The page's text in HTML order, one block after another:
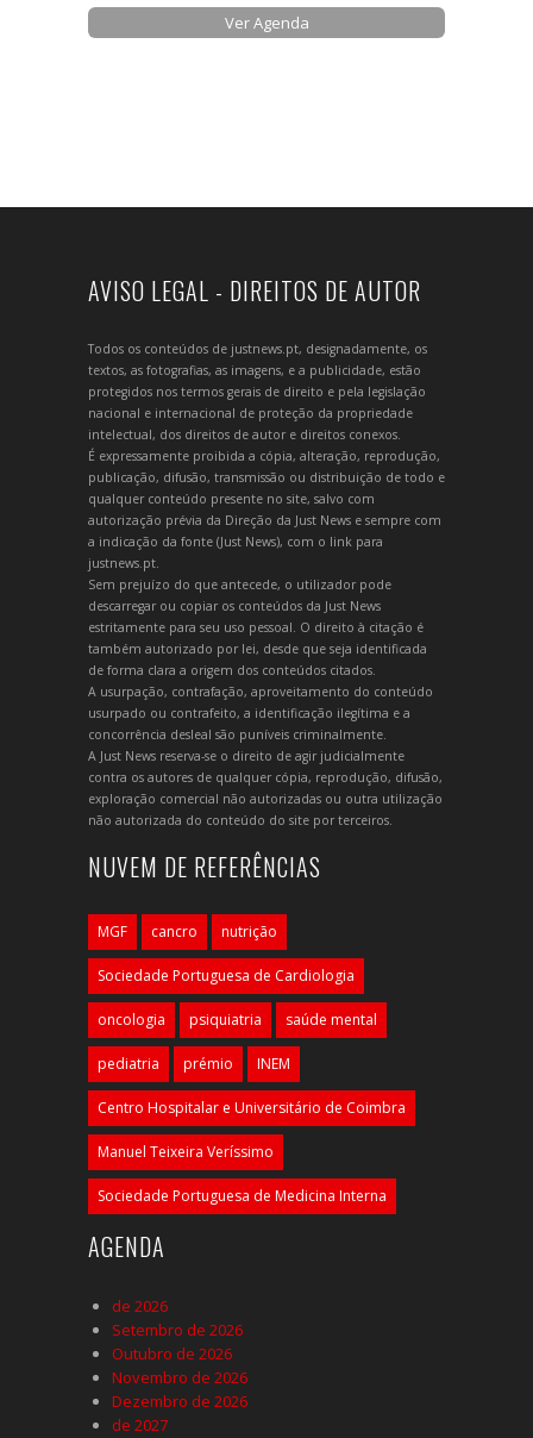
Ver Agenda
AVISO LEGAL - DIREITOS DE AUTOR
Todos os conteúdos de justnews.pt, designadamente, os
textos, as fotografias, as imagens, e a publicidade, estão
protegidos nos termos gerais de direito e pela legislação
nacional e internacional de proteção da propriedade
intelectual, dos direitos de autor e direitos conexos.
É expressamente proibida a cópia, alteração, reprodução,
publicação, difusão, transmissão ou distribuição de todo e
qualquer conteúdo presente no site, salvo com
autorização prévia da Direção da Just News e sempre com
a indicação da fonte (Just News), com o link para
justnews.pt.
Sem prejuízo do que antecede, o utilizador pode
descarregar ou copiar os conteúdos da Just News
estritamente para seu uso pessoal. O direito à citação é
também autorizado por lei, desde que seja identificada
de forma clara a origem dos conteúdos citados.
A usurpação, contrafação, aproveitamento do conteúdo
usurpado ou contrafeito, a identificação ilegítima e a
concorrência desleal são puníveis criminalmente.
A Just News reserva-se o direito de agir judicialmente
contra os autores de qualquer cópia, reprodução, difusão,
exploração comercial não autorizadas ou outra utilização
não autorizada do conteúdo do site por terceiros.
NUVEM DE REFERÊNCIAS
MGF cancro nutrição
Sociedade Portuguesa de Cardiologia
oncologia psiquiatria saúde mental
pediatria prémio INEM
Centro Hospitalar e Universitário de Coimbra
Manuel Teixeira Veríssimo
Sociedade Portuguesa de Medicina Interna
AGENDA
de 2026
Setembro de 2026
Outubro de 2026
Novembro de 2026
Dezembro de 2026
de 2027